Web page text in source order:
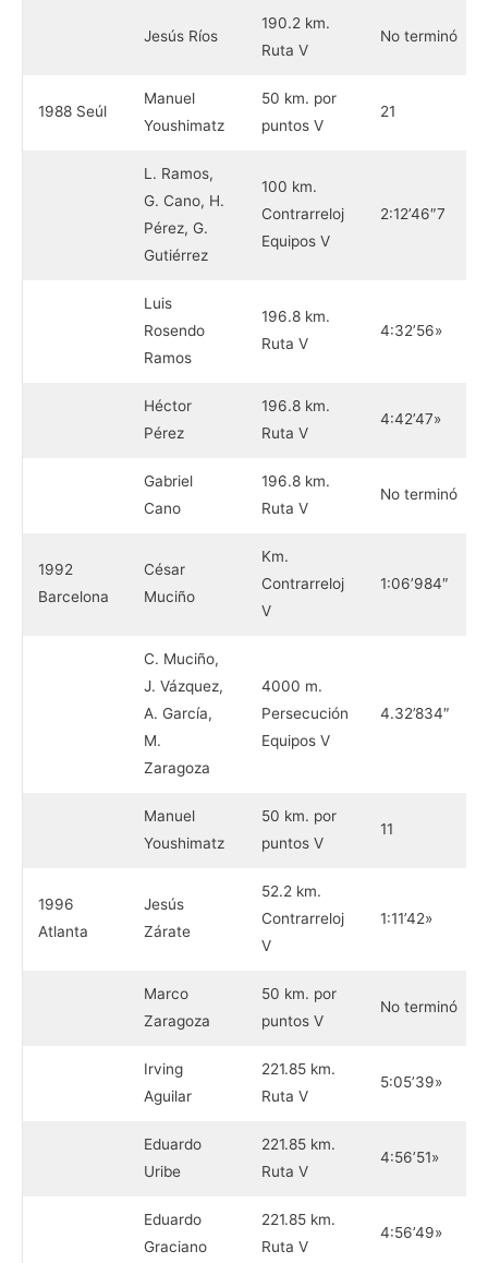
Jesús Ríos
190.2 km.
Ruta V
No terminó
1988 Seúl
Manuel
Youshimatz
50 km. por
puntos V
21
L. Ramos,
G. Cano, H.
Pérez, G.
Gutiérrez
100 km.
Contrarreloj
Equipos V
2:12’46″7
Luis
Rosendo
Ramos
196.8 km.
Ruta V
4:32’56»
Héctor
Pérez
196.8 km.
Ruta V
4:42’47»
Gabriel
Cano
196.8 km.
Ruta V
No terminó
1992
Barcelona
César
Muciño
Km.
Contrarreloj
V
1:06’984″
C. Muciño,
J. Vázquez,
A. García,
M.
Zaragoza
4000 m.
Persecución
Equipos V
4.32’834″
Manuel
Youshimatz
50 km. por
puntos V
11
1996
Atlanta
Jesús
Zárate
52.2 km.
Contrarreloj
V
1:11’42»
Marco
Zaragoza
50 km. por
puntos V
No terminó
Irving
Aguilar
221.85 km.
Ruta V
5:05’39»
Eduardo
Uribe
221.85 km.
Ruta V
4:56’51»
Eduardo
Graciano
221.85 km.
Ruta V
4:56’49»